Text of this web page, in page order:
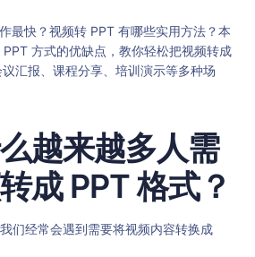
最快？视频转 PPT 有哪些实用方法？本
方式的优缺点，教你轻松把视频转成
汇报、课程分享、培训演示等多种场
越来越多人需
成 PPT 格式？
们经常会遇到需要将视频内容转换成